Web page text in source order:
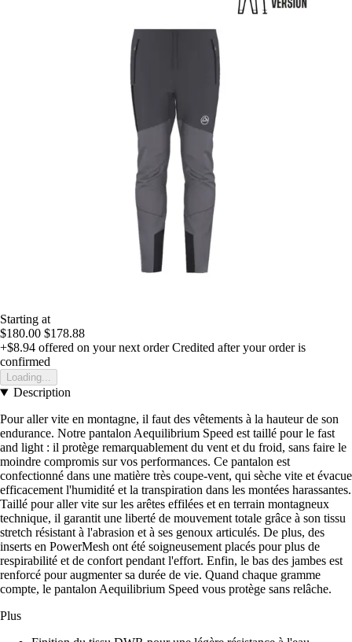
Starting at
$180.00 $178.88
+$8.94 offered on your next order Credited after your order is
confirmed
Loading...
Description
Pour aller vite en montagne, il faut des vêtements à la hauteur de son
endurance. Notre pantalon Aequilibrium Speed est taillé pour le fast
and light : il protège remarquablement du vent et du froid, sans faire le
moindre compromis sur vos performances. Ce pantalon est
confectionné dans une matière très coupe-vent, qui sèche vite et évacue
efficacement l'humidité et la transpiration dans les montées harassantes.
Taillé pour aller vite sur les arêtes effilées et en terrain montagneux
technique, il garantit une liberté de mouvement totale grâce à son tissu
stretch résistant à l'abrasion et à ses genoux articulés. De plus, des
inserts en PowerMesh ont été soigneusement placés pour plus de
respirabilité et de confort pendant l'effort. Enfin, le bas des jambes est
renforcé pour augmenter sa durée de vie. Quand chaque gramme
compte, le pantalon Aequilibrium Speed vous protège sans relâche.
Plus